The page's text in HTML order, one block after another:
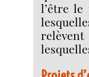
l’être